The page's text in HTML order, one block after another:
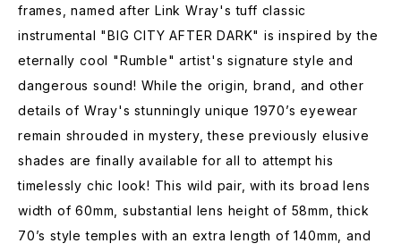
frames, named after Link Wray's tuff classic
instrumental "BIG CITY AFTER DARK" is inspired by the
eternally cool "Rumble" artist's signature style and
dangerous sound! While the origin, brand, and other
details of Wray's stunningly unique 1970’s eyewear
remain shrouded in mystery, these previously elusive
shades are finally available for all to attempt his
timelessly chic look! This wild pair, with its broad lens
width of 60mm, substantial lens height of 58mm, thick
70’s style temples with an extra length of 140mm, and